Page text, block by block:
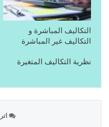
التكاليف المباشرة و
التكاليف غير المباشرة
نظرية التكاليف المتغيرة